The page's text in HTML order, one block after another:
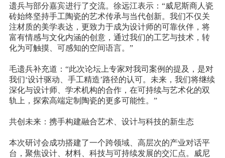
遗兵与部分嘉宾进行了交流。徐远江表示：“威尼斯商人瓷
砖始终坚持手工陶瓷的艺术传承与当代创新。我们不仅关
注材质的美学表达，更致力于成为设计师的可靠伙伴，将
富有情感与文化内涵的创意，通过我们的工艺与技术，转
化为可触摸、可感知的空间语言。”
毛遗兵补充道：“此次论坛上专家对我司案例的提及，是对
我们‘设计驱动、手工精造’路径的认可。未来，我们将继续
深化与设计师、学术机构的合作，在可持续与艺术化的双
轨上，探索高端定制陶瓷的更多可能性。”
共创未来：携手构建融合艺术、设计与科技的新生态
本次研讨会成功搭建了一个跨领域、高层次的产业对话平
台，聚焦设计、材料、科技与可持续发展的交汇点。威尼